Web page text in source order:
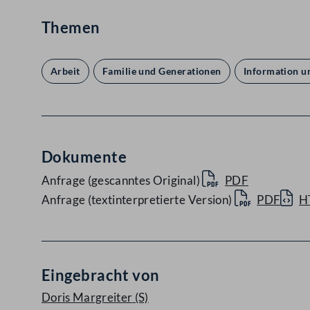
Themen
Arbeit Familie und Generationen Information
Dokumente
Anfrage (gescanntes Original)
PDF
Anfrage (textinterpretierte Version)
PDF
Eingebracht von
Doris Margreiter (S)